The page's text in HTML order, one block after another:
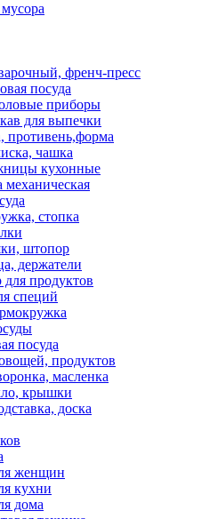
френч-пресс
посуда
приборы
для выпечки
противень,форма
чашка
кухонные
механическая
стопка
штопор
держатели
продуктов
специй
посуда
продуктов
масленка
крышки
доска
женщин
кухни
дома